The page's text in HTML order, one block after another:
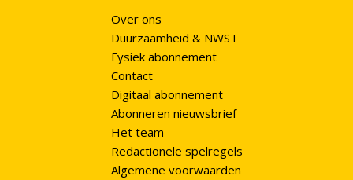
Over ons
Duurzaamheid & NWST
Fysiek abonnement
Contact
Digitaal abonnement
Abonneren nieuwsbrief
Het team
Redactionele spelregels
Algemene voorwaarden